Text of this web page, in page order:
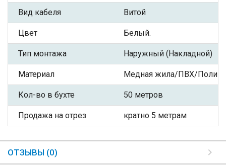
Вид кабеля Витой
Цвет Белый.
Тип монтажа Наружный (Накладной)
Материал Медная жила/ПВХ/
Кол-во в бухте 50 метров
Продажа на отрез кратно 5 метрам
ОТЗЫВЫ (0)